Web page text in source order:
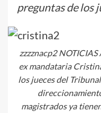
preguntas de los
zzzznacp2 NOTICIAS
ex mandataria
los jueces del
magistrados ya